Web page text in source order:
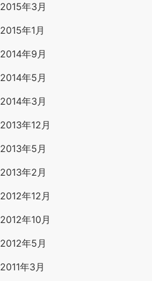
2015年3月
2015年1月
2014年9月
2014年5月
2014年3月
2013年12月
2013年5月
2013年2月
2012年12月
2012年10月
2012年5月
2011年3月